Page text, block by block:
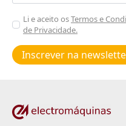
Aceitar
Poiticas
de
privacidade
Li e aceito osTermos e
de Privacidade.
Inscrever na